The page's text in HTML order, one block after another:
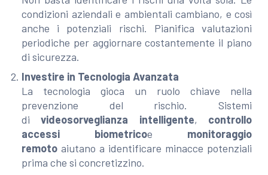
condizioni aziendali e ambientali cambiano, e così
anche i potenziali rischi. Pianifica valutazioni
periodiche per aggiornare costantemente il piano
di sicurezza.
Investire in Tecnologia Avanzata
La tecnologia gioca un ruolo chiave nella
prevenzione del rischio. Sistemi
divideosorveglianza intelligente, controllo
accessi biometricoe monitoraggio
remoto aiutano a identificare minacce potenziali
prima che si concretizzino.